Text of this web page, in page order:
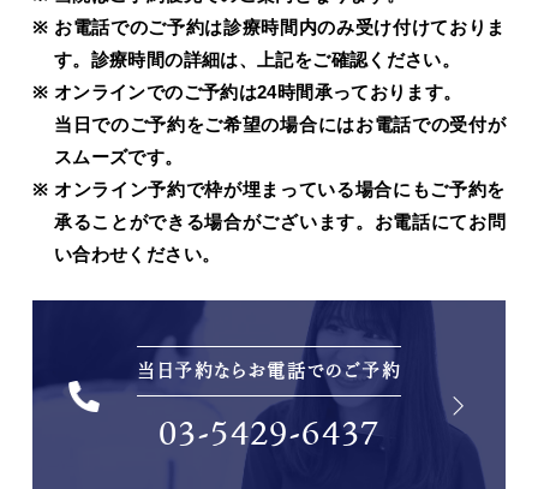
お電話でのご予約は診療時間内のみ受け付けておりま
す。診療時間の詳細は、上記をご確認ください。
オンラインでのご予約は24時間承っております。
当日でのご予約をご希望の場合にはお電話での受付が
スムーズです。
オンライン予約で枠が埋まっている場合にもご予約を
承ることができる場合がございます。お電話にてお問
い合わせください。
当日予約ならお電話でのご予約
03-5429-6437